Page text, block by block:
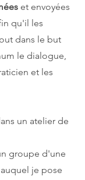
et envoyées
qu'il les
dans le but
le dialogue,
et les
un atelier de
groupe d'une
je pose